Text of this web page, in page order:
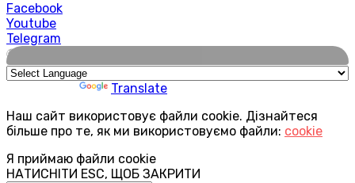
Facebook
Youtube
Telegram
🌍
Translate
Наш сайт використовує файли cookie. Дізнайтеся
більше про те, як ми використовуємо файли: cookie
Я приймаю файли cookie
НАТИСНІТИ ESC, ЩОБ ЗАКРИТИ